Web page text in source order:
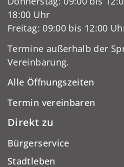
18:00 Uhr
Freitag: 09:00 bis 12:00
Termine außerhalb der
Vereinbarung.
Alle Öffnungszeiten
Termin vereinbaren
Direkt zu
Bürgerservice
Stadtleben